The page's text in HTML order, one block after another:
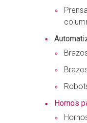
Hornos